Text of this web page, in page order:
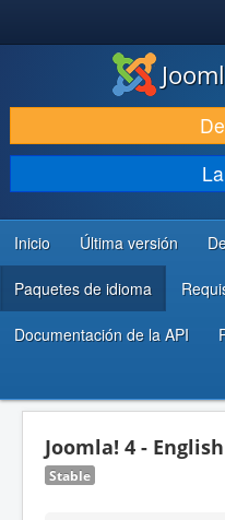
DESCARGAR & EXTENDER
DESCUBRE & APRENDE
COMUNIDAD & SOPORTE
RECURSOS PARA
Inicio Última versión
Paquetes de idioma
Documentación de la API
Joomla! 4 -
Stable